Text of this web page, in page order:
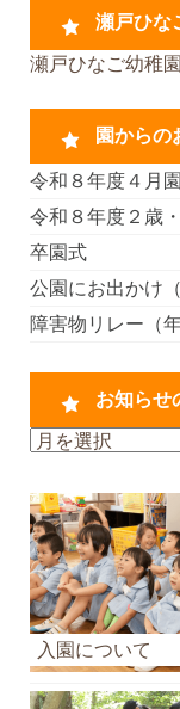
瀬戸ひな
瀬戸ひなご幼稚
園からの
令和８年度４月
令和８年度２歳
卒園式
公園にお出かけ
障害物リレー（年
お知らせ
お
ら
せ
の
ア
ー
カ
イ
ブ
入園について